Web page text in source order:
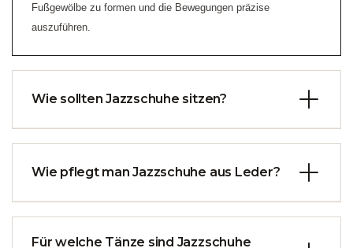
Fußgewölbe zu formen und die Bewegungen präzise
auszuführen.
Wie sollten Jazzschuhe sitzen?
drücken. Achten Sie darauf, dass der Schuh die Fußform exakt
Wie pflegt man Jazzschuhe aus Leder?
Behandeln Sie das Leder regelmäßig mit einer geeigneten
Für welche Tänze sind Jazzschuhe